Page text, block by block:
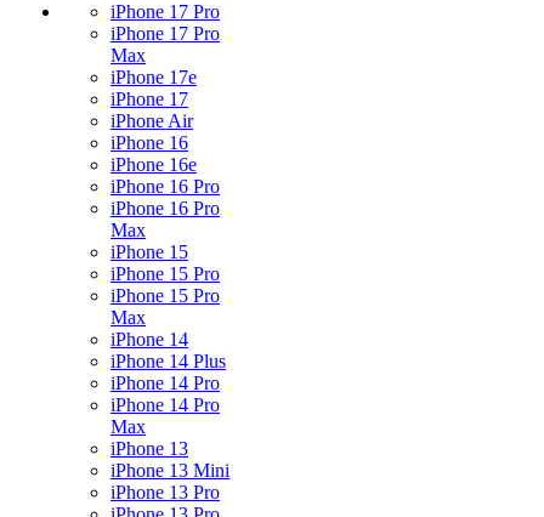
iPhone 17 Pro
iPhone 17 Pro
Max
iPhone 17e
iPhone 17
iPhone Air
iPhone 16
iPhone 16e
iPhone 16 Pro
iPhone 16 Pro
Max
iPhone 15
iPhone 15 Pro
iPhone 15 Pro
Max
iPhone 14
iPhone 14 Plus
iPhone 14 Pro
iPhone 14 Pro
Max
iPhone 13
iPhone 13 Mini
iPhone 13 Pro